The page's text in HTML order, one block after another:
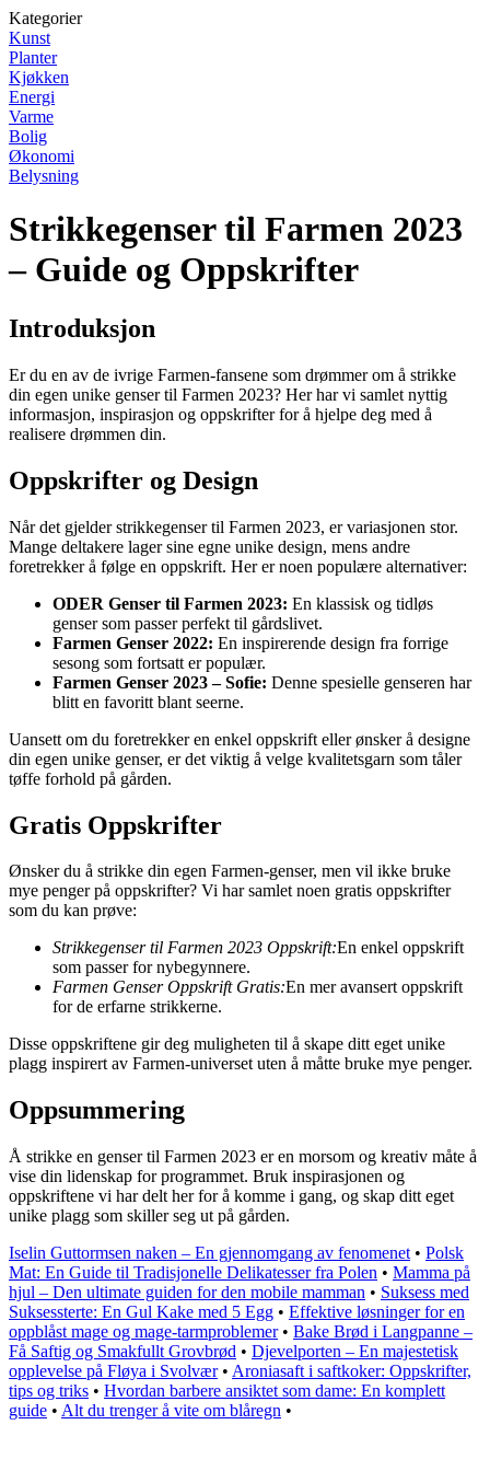
Kategorier
Kunst
Planter
Kjøkken
Energi
Varme
Bolig
Økonomi
Belysning
Strikkegenser til Farmen 2023
– Guide og Oppskrifter
Introduksjon
Er du en av de ivrige Farmen-fansene som drømmer om å strikke
din egen unike genser til Farmen 2023? Her har vi samlet nyttig
informasjon, inspirasjon og oppskrifter for å hjelpe deg med å
realisere drømmen din.
Oppskrifter og Design
Når det gjelder strikkegenser til Farmen 2023, er variasjonen stor.
Mange deltakere lager sine egne unike design, mens andre
foretrekker å følge en oppskrift. Her er noen populære alternativer:
ODER Genser til Farmen 2023: En klassisk og tidløs
genser som passer perfekt til gårdslivet.
Farmen Genser 2022: En inspirerende design fra forrige
sesong som fortsatt er populær.
Farmen Genser 2023 – Sofie: Denne spesielle genseren har
blitt en favoritt blant seerne.
Uansett om du foretrekker en enkel oppskrift eller ønsker å designe
din egen unike genser, er det viktig å velge kvalitetsgarn som tåler
tøffe forhold på gården.
Gratis Oppskrifter
Ønsker du å strikke din egen Farmen-genser, men vil ikke bruke
mye penger på oppskrifter? Vi har samlet noen gratis oppskrifter
som du kan prøve:
Strikkegenser til Farmen 2023 Oppskrift:En enkel oppskrift
som passer for nybegynnere.
Farmen Genser Oppskrift Gratis:En mer avansert oppskrift
for de erfarne strikkerne.
Disse oppskriftene gir deg muligheten til å skape ditt eget unike
plagg inspirert av Farmen-universet uten å måtte bruke mye penger.
Oppsummering
Å strikke en genser til Farmen 2023 er en morsom og kreativ måte å
vise din lidenskap for programmet. Bruk inspirasjonen og
oppskriftene vi har delt her for å komme i gang, og skap ditt eget
unike plagg som skiller seg ut på gården.
Iselin Guttormsen naken – En gjennomgang av fenomenet • Polsk
Mat: En Guide til Tradisjonelle Delikatesser fra Polen • Mamma på
hjul – Den ultimate guiden for den mobile mamman • Suksess med
Suksessterte: En Gul Kake med 5 Egg • Effektive løsninger for en
oppblåst mage og mage-tarmproblemer• Bake Brød i Langpanne –
Få Saftig og Smakfullt Grovbrød • Djevelporten – En majestetisk
opplevelse på Fløya i Svolvær• Aroniasaft i saftkoker: Oppskrifter,
tips og triks • Hvordan barbere ansiktet som dame: En komplett
guide • Alt du trenger å vite om blåregn •